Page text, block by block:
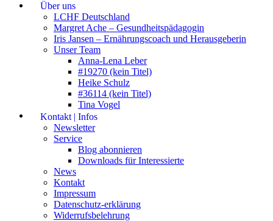
Über uns
LCHF Deutschland
Margret Ache – Gesundheitspädagogin
Iris Jansen – Ernährungscoach und Herausgeberin
Unser Team
Anna-Lena Leber
#19270 (kein Titel)
Heike Schulz
#36114 (kein Titel)
Tina Vogel
Kontakt | Infos
Newsletter
Service
Blog abonnieren
Downloads für Interessierte
News
Kontakt
Impressum
Datenschutz-erklärung
Widerrufsbelehrung